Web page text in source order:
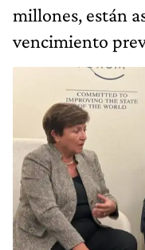
millones, están
vencimiento